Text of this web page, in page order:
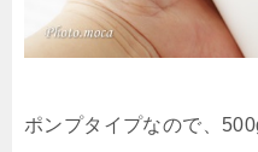
ポンプタイプなので、